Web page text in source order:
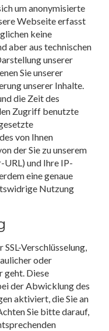
um anonymisierte
Webseite erfasst
keine
aber aus technischen
unserer
Sie unserer
unserer Inhalte.
die Zeit des
Zugriff benutzte
von Ihnen
der Sie zu unserem
und Ihre IP-
eine genaue
Nutzung
Verschlüsselung,
oder
geht. Diese
der Abwicklung des
aktiviert, die Sie an
Sie bitte darauf,